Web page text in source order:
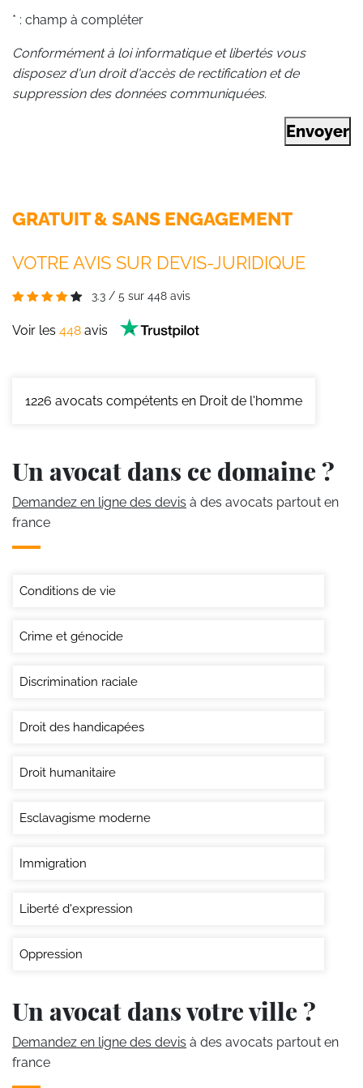
* : champ à compléter
Conformément à loi informatique et libertés vous
disposez d'un droit d'accès de rectification et de
suppression des données communiquées.
Envoyer
GRATUIT & SANS ENGAGEMENT
VOTRE AVIS SUR DEVIS-JURIDIQUE
3.3 / 5 sur 448 avis
Voir les 448 avis
1226 avocats compétents en Droit de l'homme
Un avocat dans ce domaine ?
Demandez en ligne des devis à des avocats partout en
france
Conditions de vie
Crime et génocide
Discrimination raciale
Droit des handicapées
Droit humanitaire
Esclavagisme moderne
Immigration
Liberté d'expression
Oppression
Un avocat dans votre ville ?
Demandez en ligne des devis à des avocats partout en
france